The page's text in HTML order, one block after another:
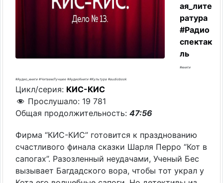
ая_лите
ратура
#Радио
спектак
ль
#книги
#Аудио_книги #ЧитаемЛучшее #АудиоКниги #Культура #audiobook
Цикл/серия: КИС-КИС
Прослушало: 19 781
Общая продолжительность: 47:56
Фирма “КИС-КИС” готовится к празднованию
счастливого финала сказки Шарля Перро “Кот в
сапогах”. Разозленный неудачами, Ученый Бес
вызывает Багдадского вора, чтобы тот украл у